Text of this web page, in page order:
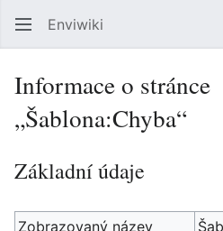
Enviwiki
Informace o stránce
„Šablona:Chyba“
Základní údaje
Zobrazovaný název